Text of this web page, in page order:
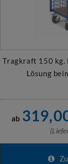
Tragkraft 150 kg.
Lösung
ab